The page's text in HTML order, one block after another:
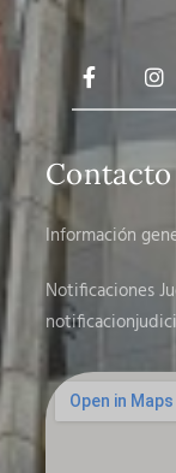
Información
Notificaciones